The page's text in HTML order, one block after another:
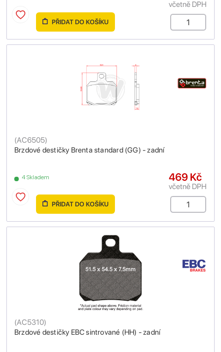
včetně DPH
PŘIDAT DO KOŠÍKU
Brzdové destičky Brenta standard (GG) - zadní
(AC6505)
4 Skladem 469 Kč
včetně DPH
PŘIDAT DO KOŠÍKU
Brzdové destičky EBC sintrované (HH) - zadní
(AC5310)